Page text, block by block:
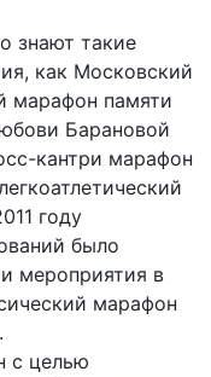
знают такие
как Московский
марафон памяти
Барановой
кантри марафон
году
было
мероприятия в
марафон
с целью